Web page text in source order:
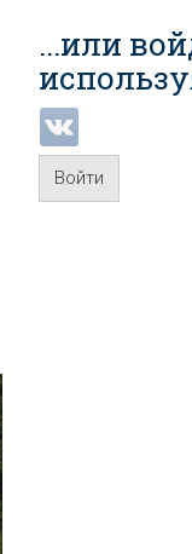
...или
Войти